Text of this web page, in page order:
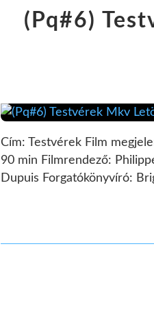
(Pq#6)
Cím: Testvérek Film
90 min Filmrendező:
Dupuis Forgatókönyvíró: